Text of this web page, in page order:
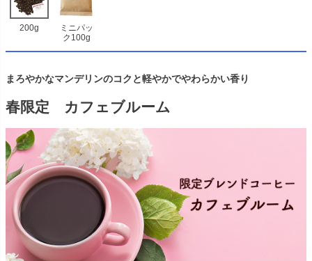
200g
ミニパッ
ク100g
まろやかなマンデリンのコクと軽やかでやわらかい香り
春限定 カフェブルーム